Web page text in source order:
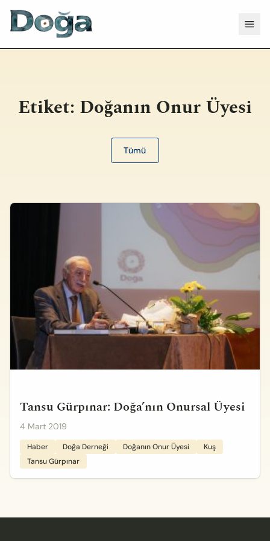
Etiket: Doğanın Onur Üyesi
Tümü
Tansu Gürpınar: Doğa’nın Onursal Üyesi
4 Mart 2019
Haber Doğa Derneği Doğanın Onur Üyesi
Kuş
Tansu Gürpınar